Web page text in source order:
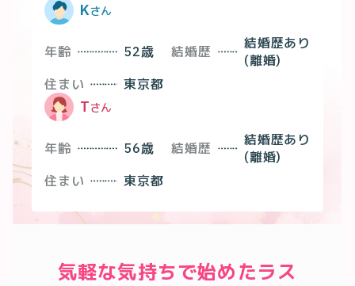
Kさん
年齢 52歳 結婚歴
結婚歴あり
(離婚)
住まい
東京都
Tさん
年齢 56歳 結婚歴
結婚歴あり
(離婚)
住まい
東京都
気軽な気持ちで始めたラス